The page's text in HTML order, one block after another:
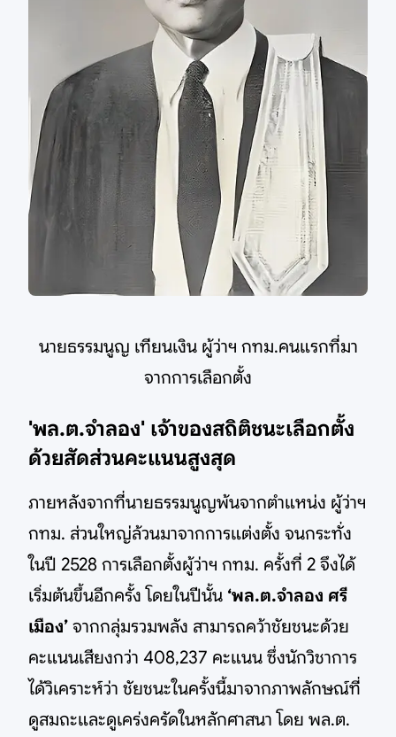
นายธรรมนูญ เทียนเงิน ผู้ว่าฯ กทม.คนแรกที่มา
จากการเลือกตั้ง
'พล.ต.จำลอง' เจ้าของสถิติชนะเลือกตั้ง
ด้วยสัดส่วนคะแนนสูงสุด
ภายหลังจากที่นายธรรมนูญพ้นจากตำแหน่ง ผู้ว่าฯ
กทม. ส่วนใหญ่ล้วนมาจากการแต่งตั้ง จนกระทั่ง
ในปี 2528 การเลือกตั้งผู้ว่าฯ กทม. ครั้งที่ 2 จึงได้
เริ่มต้นขึ้นอีกครั้ง โดยในปีนั้น ‘พล.ต.จำลอง ศรี
เมือง’ จากกลุ่มรวมพลัง สามารถคว้าชัยชนะด้วย
คะแนนเสียงกว่า 408,237 คะแนน ซึ่งนักวิชาการ
ได้วิเคราะห์ว่า ชัยชนะในครั้งนี้มาจากภาพลักษณ์ที่
ดูสมถะและดูเคร่งครัดในหลักศาสนา โดย พล.ต.